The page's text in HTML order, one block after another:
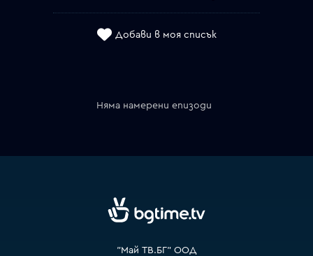
Добави в моя списък
Няма намерени епизоди
"Май ТВ.БГ" ООД